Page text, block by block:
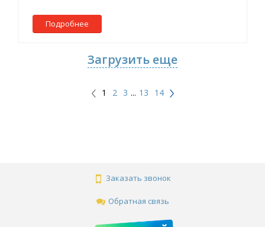
Подробнее
Загрузить еще
1 2 3 ... 13 14
Заказать звонок
Обратная связь